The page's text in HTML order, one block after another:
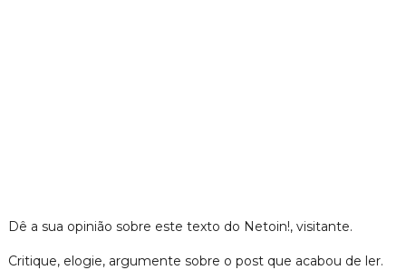
Dê a sua opinião sobre este texto do Netoin!, visitante.
Critique, elogie, argumente sobre o post que acabou de ler.